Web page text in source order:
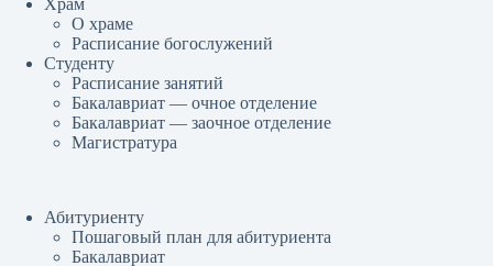
Храм
О храме
Расписание богослужений
Студенту
Расписание занятий
Бакалавриат — очное отделение
Бакалавриат — заочное отделение
Магистратура
Абитуриенту
Пошаговый план для абитуриента
Бакалавриат